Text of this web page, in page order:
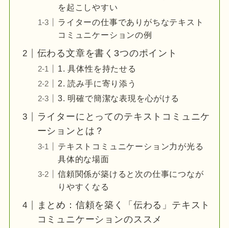
を起こしやすい
ライターの仕事でありがちなテキスト
コミュニケーションの例
伝わる文章を書く3つのポイント
1. 具体性を持たせる
2. 読み手に寄り添う
3. 明確で簡潔な表現を心がける
ライターにとってのテキストコミュニケ
ーションとは？
テキストコミュニケーション力が光る
具体的な場面
信頼関係が築けると次の仕事につなが
りやすくなる
まとめ：信頼を築く「伝わる」テキスト
コミュニケーションのススメ